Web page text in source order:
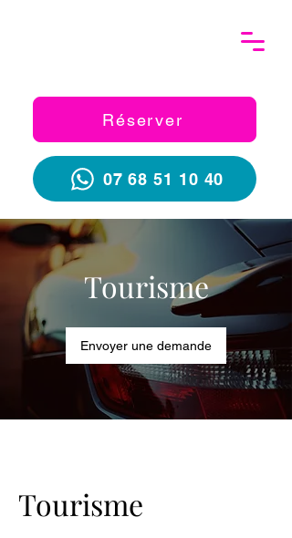
Réserver
07 68 51 10 40
Tourisme
Envoyer une demande
Tourisme